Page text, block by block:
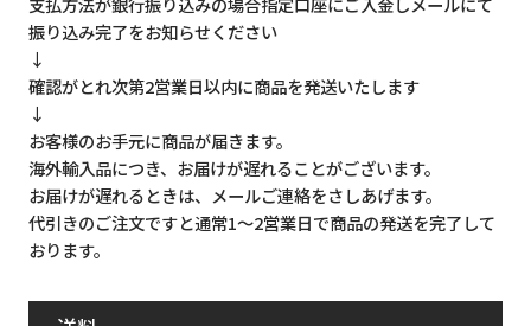
振り込み完了をお知らせください
↓
確認がとれ次第2営業日以内に商品を発送いたします
↓
お客様のお手元に商品が届きます。
海外輸入品につき、お届けが遅れることがございます。
お届けが遅れるときは、メールご連絡をさしあげます。
代引きのご注文ですと通常1～2営業日で商品の発送を完了して
おります。